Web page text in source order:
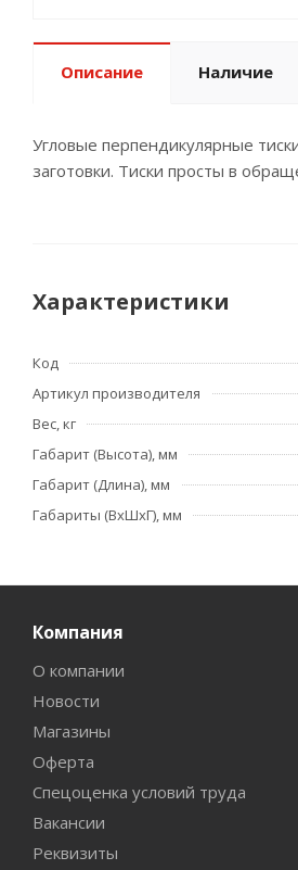
Описание Наличие
Угловые перпендикулярные
заготовки. Тиски просты в
Характеристики
Код
Артикул производителя
Вес, кг
Габарит (Высота), мм
Габарит (Длина), мм
Габариты (ВхШхГ), мм
Компания
О компании
Новости
Магазины
Оферта
Спецоценка условий труда
Вакансии
Реквизиты